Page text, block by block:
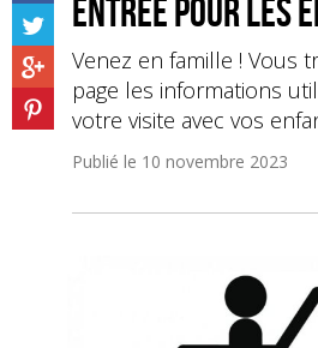
Entrée pour les
Venez en famille ! Vous
page les informations
votre visite avec vos
Publié le 10 novembre 2023